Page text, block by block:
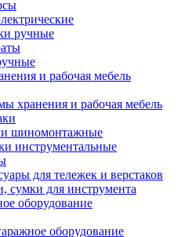
ручные
и рабочая мебель
хранения и рабочая мебель
шиномонтажные
инструментальные
для тележек и верстаков
сумки для инструмента
оборудование
оборудование